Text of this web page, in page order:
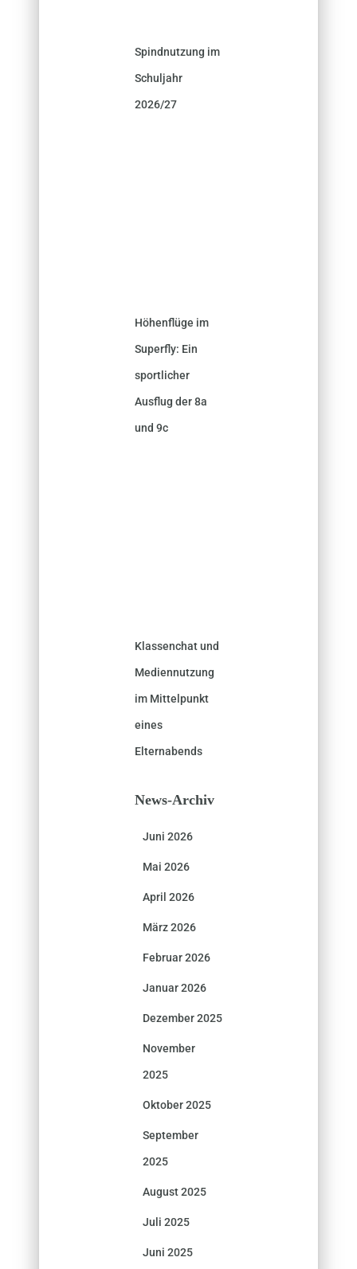
Spindnutzung im
Schuljahr
2026/27
Höhenflüge im
Superfly: Ein
sportlicher
Ausflug der 8a
und 9c
Klassenchat und
Mediennutzung
im Mittelpunkt
eines
Elternabends
News-Archiv
Juni 2026
Mai 2026
April 2026
März 2026
Februar 2026
Januar 2026
Dezember 2025
November
2025
Oktober 2025
September
2025
August 2025
Juli 2025
Juni 2025